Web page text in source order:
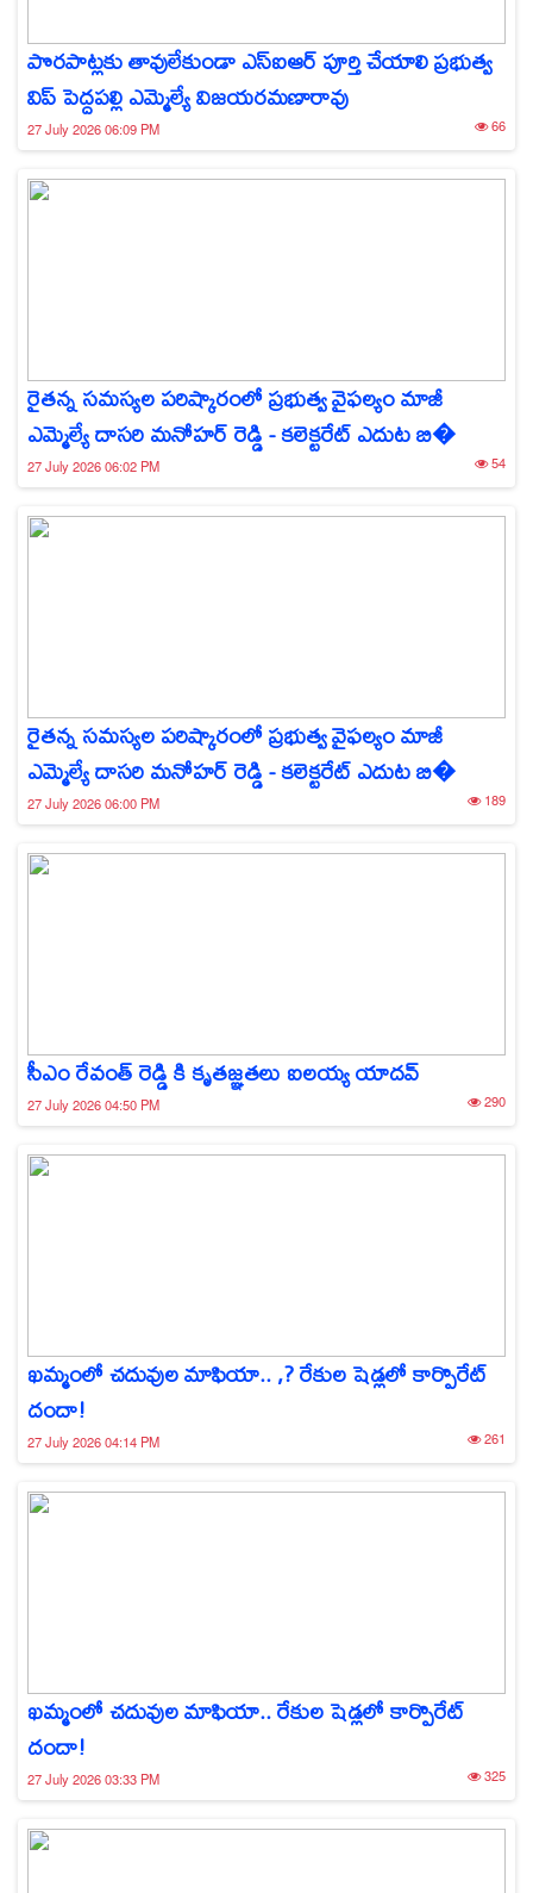
పొరపాట్లకు తావులేకుండా ఎస్‌ఐఆర్ పూర్తి చేయాలి ప్రభుత్వ
విప్ పెద్దపల్లి ఎమ్మెల్యే విజయరమణారావు
27 July 2026 06:09 PM 66
రైతన్న సమస్యల పరిష్కారంలో ప్రభుత్వ వైఫల్యం మాజీ
ఎమ్మెల్యే దాసరి మనోహర్ రెడ్డి - కలెక్టరేట్ ఎదుట బి�
27 July 2026 06:02 PM 54
రైతన్న సమస్యల పరిష్కారంలో ప్రభుత్వ వైఫల్యం మాజీ
ఎమ్మెల్యే దాసరి మనోహర్ రెడ్డి - కలెక్టరేట్ ఎదుట బి�
27 July 2026 06:00 PM 189
సీఎం రేవంత్ రెడ్డి కి కృతజ్ఞతలు ఐలయ్య యాదవ్
27 July 2026 04:50 PM 290
ఖమ్మంలో చదువుల మాఫియా.. ,? రేకుల షెడ్లలో కార్పొరేట్
దందా!
27 July 2026 04:14 PM 261
ఖమ్మంలో చదువుల మాఫియా.. రేకుల షెడ్లలో కార్పొరేట్
దందా!
27 July 2026 03:33 PM 325